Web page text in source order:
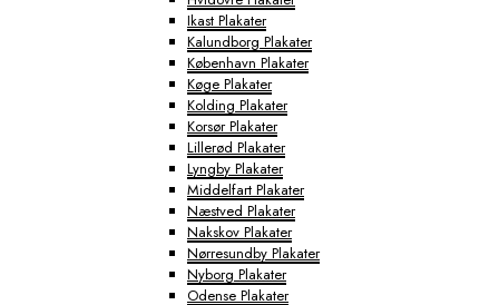
Ikast Plakater
Kalundborg Plakater
København Plakater
Køge Plakater
Kolding Plakater
Korsør Plakater
Lillerød Plakater
Lyngby Plakater
Middelfart Plakater
Næstved Plakater
Nakskov Plakater
Nørresundby Plakater
Nyborg Plakater
Odense Plakater